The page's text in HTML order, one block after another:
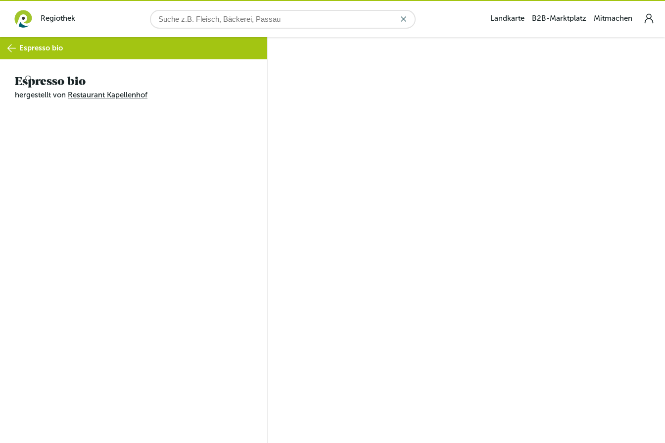
Regiothek Landkarte B2B-Marktplatz Mitmachen
Espresso bio
Espresso bio
hergestellt von Restaurant Kapellenhof